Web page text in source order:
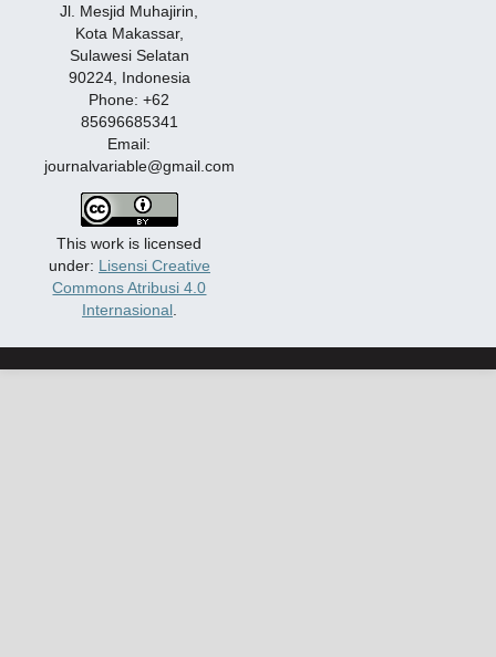
Jl. Mesjid Muhajirin,
Kota Makassar,
Sulawesi Selatan
90224, Indonesia
Phone: +62
85696685341
Email:
journalvariable@gmail.com
This work is licensed
under: Lisensi Creative
Commons Atribusi 4.0
Internasional.